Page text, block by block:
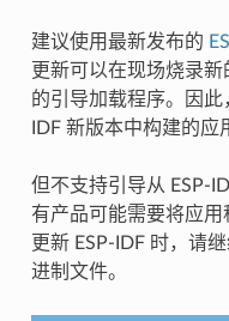
建议使用最新发布的
更新可以在现场烧录
的引导加载程序。因
IDF 新版本中构建的应
但不支持引导从 ESP-
有产品可能需要将应
更新 ESP-IDF 时，请
进制文件。